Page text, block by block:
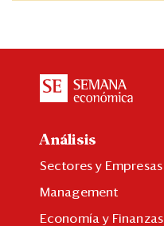
Análisis
Sectores y Empresas
Management
Economía y Finanzas